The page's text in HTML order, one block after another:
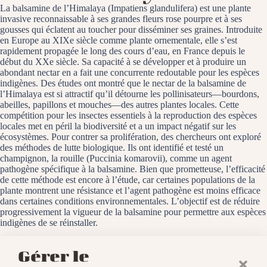
Gérer le
La balsamine de l’Himalaya (Impatiens glandulifera) est une plante
invasive reconnaissable à ses grandes fleurs rose pourpre et à ses
gousses qui éclatent au toucher pour disséminer ses graines. Introduite
en Europe au XIXe siècle comme plante ornementale, elle s’est
rapidement propagée le long des cours d’eau, en France depuis le
début du XXe siècle. Sa capacité à se développer et à produire un
abondant nectar en a fait une concurrente redoutable pour les espèces
indigènes. Des études ont montré que le nectar de la balsamine de
l’Himalaya est si attractif qu’il détourne les pollinisateurs—bourdons,
abeilles, papillons et mouches—des autres plantes locales. Cette
compétition pour les insectes essentiels à la reproduction des espèces
locales met en péril la biodiversité et a un impact négatif sur les
écosystèmes. Pour contrer sa prolifération, des chercheurs ont exploré
des méthodes de lutte biologique. Ils ont identifié et testé un
champignon, la rouille (Puccinia komarovii), comme un agent
pathogène spécifique à la balsamine. Bien que prometteuse, l’efficacité
de cette méthode est encore à l’étude, car certaines populations de la
plante montrent une résistance et l’agent pathogène est moins efficace
dans certaines conditions environnementales. L’objectif est de réduire
progressivement la vigueur de la balsamine pour permettre aux espèces
indigènes de se réinstaller.